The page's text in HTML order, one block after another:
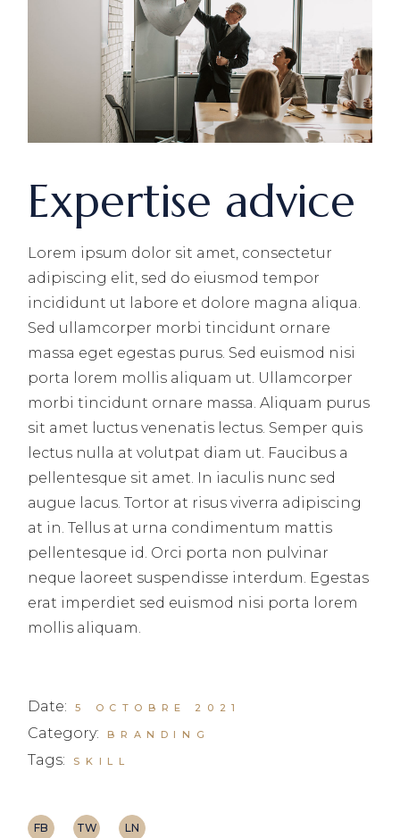
Expertise advice
Lorem ipsum dolor sit amet, consectetur
adipiscing elit, sed do eiusmod tempor
incididunt ut labore et dolore magna aliqua.
Sed ullamcorper morbi tincidunt ornare
massa eget egestas purus. Sed euismod nisi
porta lorem mollis aliquam ut. Ullamcorper
morbi tincidunt ornare massa. Aliquam purus
sit amet luctus venenatis lectus. Semper quis
lectus nulla at volutpat diam ut. Faucibus a
pellentesque sit amet. In iaculis nunc sed
augue lacus. Tortor at risus viverra adipiscing
at in. Tellus at urna condimentum mattis
pellentesque id. Orci porta non pulvinar
neque laoreet suspendisse interdum. Egestas
erat imperdiet sed euismod nisi porta lorem
mollis aliquam.
Date: 5 OCTOBRE 2021
Category: BRANDING
Tags: SKILL
FB TW LN